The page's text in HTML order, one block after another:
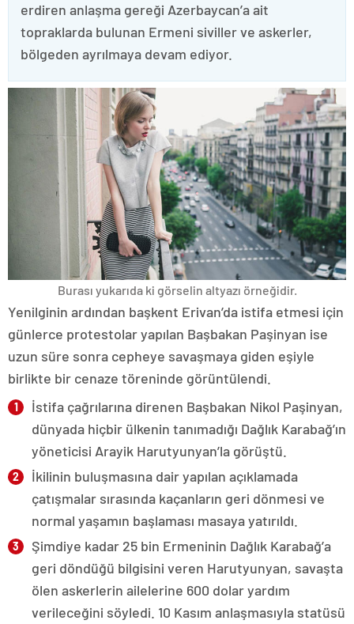
erdiren anlaşma gereği Azerbaycan’a ait
topraklarda bulunan Ermeni siviller ve askerler,
bölgeden ayrılmaya devam ediyor.
Burası yukarıda ki görselin altyazı örneğidir.
Yenilginin ardından başkent Erivan’da istifa etmesi için
günlerce protestolar yapılan Başbakan Paşinyan ise
uzun süre sonra cepheye savaşmaya giden eşiyle
birlikte bir cenaze töreninde görüntülendi.
İstifa çağrılarına direnen Başbakan Nikol Paşinyan,
dünyada hiçbir ülkenin tanımadığı Dağlık Karabağ’ın
yöneticisi Arayik Harutyunyan’la görüştü.
İkilinin buluşmasına dair yapılan açıklamada
çatışmalar sırasında kaçanların geri dönmesi ve
normal yaşamın başlaması masaya yatırıldı.
Şimdiye kadar 25 bin Ermeninin Dağlık Karabağ’a
geri döndüğü bilgisini veren Harutyunyan, savaşta
ölen askerlerin ailelerine 600 dolar yardım
verileceğini söyledi. 10 Kasım anlaşmasıyla statüsü